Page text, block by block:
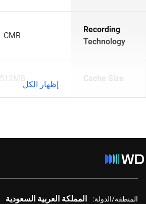
Recording
Technology
CMR
Cache Size
512MB
إظهار الكل
المنطقة/الدولة: المملكة العربية السعودية